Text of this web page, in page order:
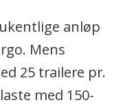
anløp
Mens
25 trailere pr.
med 150-